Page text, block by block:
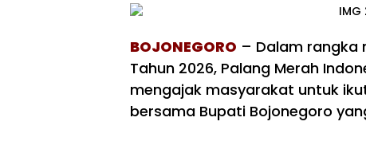
BOJONEGORO – Dalam rangka
Tahun 2026, Palang Merah
mengajak masyarakat untuk
bersama Bupati Bojonegoro